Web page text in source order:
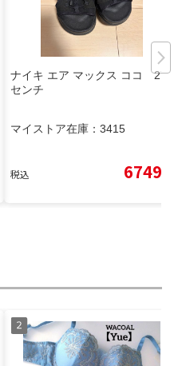
ナイキ エア マックス ココ 27
センチ
マイストア在庫： 3415
税込 6749